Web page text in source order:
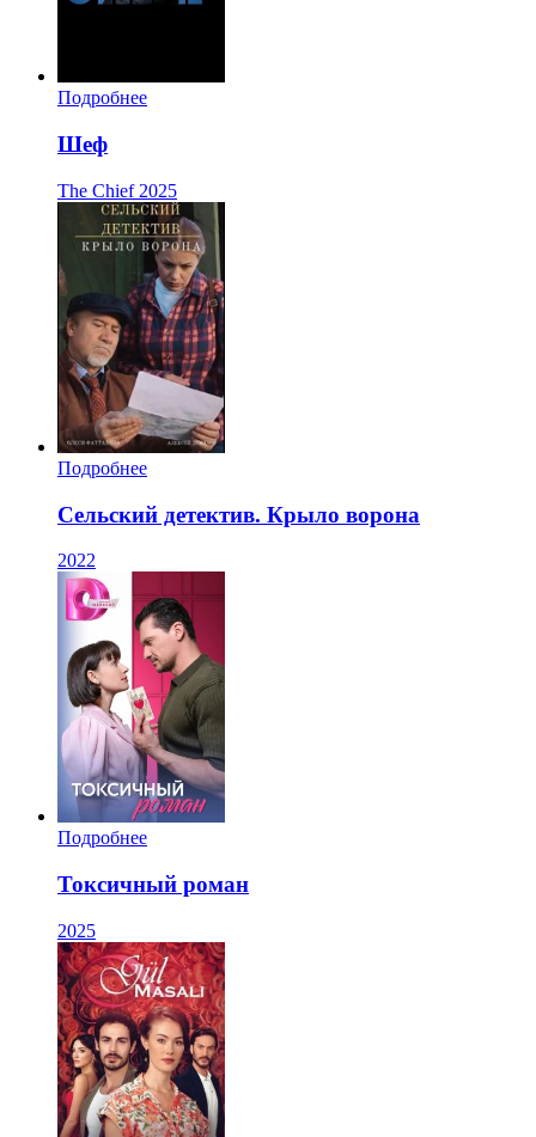
Подробнее
Шеф
The Chief 2025
Подробнее
Сельский детектив. Крыло ворона
2022
Подробнее
Токсичный роман
2025